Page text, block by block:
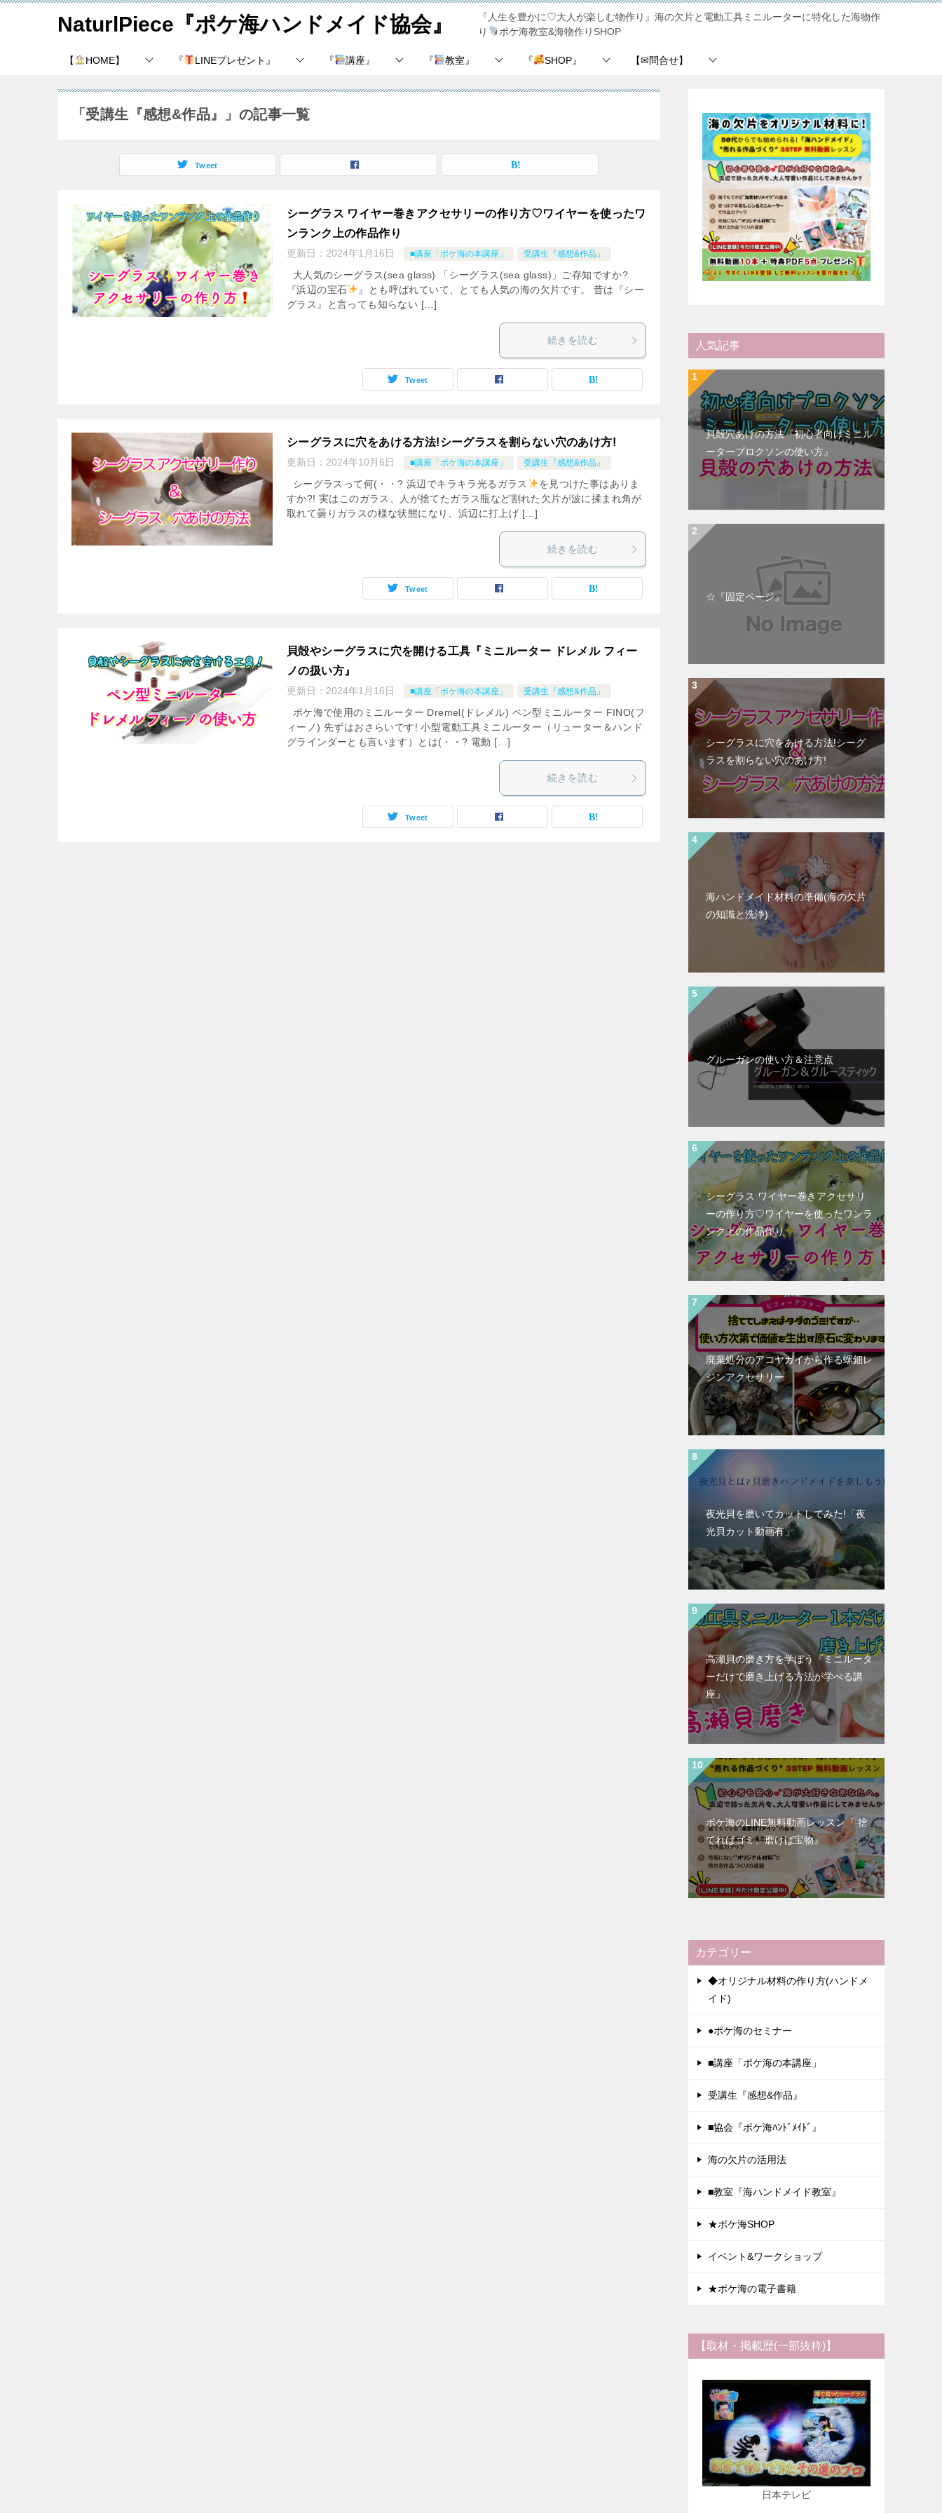
NaturlPiece『ポケ海ハンドメイド協会』
『人生を豊かに♡大人が楽しむ物作り』海の欠片と電動工具ミニルーターに特化した海物作
り
ポケ海教室&海物作りSHOP
【 HOME】 『 LINEプレゼント』 『 講座』 『 教室』 『 SHOP』 【✉問合せ】
「受講生『感想&作品』」の記事一覧
Tweet
シーグラス ワイヤー巻きアクセサリーの作り方♡ワイヤーを使ったワ
ンランク上の作品作り
更新日： 2024年1月16日 ■講座「ポケ海の本講座」 受講生『感想&作品』
大人気のシーグラス(sea glass) 「シーグラス(sea glass)」ご存知ですか?
『浜辺の宝石
』とも呼ばれていて、とても人気の海の欠片です。 昔は『シー
グラス』と言っても知らない […]
続きを読む
Tweet
シーグラスに穴をあける方法!シーグラスを割らない穴のあけ方!
更新日： 2024年10月6日 ■講座「ポケ海の本講座」 受講生『感想&作品』
シーグラスって何(・・? 浜辺でキラキラ光るガラス
を見つけた事はありま
すか?! 実はこのガラス、人が捨てたガラス瓶など割れた欠片が波に揉まれ角が
取れて曇りガラスの様な状態になり、浜辺に打上げ […]
続きを読む
Tweet
貝殻やシーグラスに穴を開ける工具『ミニルーター ドレメル フィー
ノの扱い方』
更新日： 2024年1月16日 ■講座「ポケ海の本講座」 受講生『感想&作品』
ポケ海で使用のミニルーター Dremel(ドレメル) ペン型ミニルーター FINO(フ
ィーノ) 先ずはおさらいです! 小型電動工具ミニルーター（リューター＆ハンド
グラインダーとも言います）とは(・・? 電動 […]
続きを読む
Tweet
人気記事
貝殻穴あけの方法『初心者向けミニル
ータープロクソンの使い方』
☆『固定ページ』
シーグラスに穴をあける方法!シーグ
ラスを割らない穴のあけ方!
海ハンドメイド材料の準備(海の欠片
の知識と洗浄)
グルーガンの使い方＆注意点
シーグラス ワイヤー巻きアクセサリ
ーの作り方♡ワイヤーを使ったワンラ
ンク上の作品作り
廃棄処分のアコヤガイから作る螺鈿レ
ジンアクセサリー
夜光貝を磨いてカットしてみた!「夜
光貝カット動画有」
高瀬貝の磨き方を学ぼう『ミニルータ
ーだけで磨き上げる方法が学べる講
座』
ポケ海のLINE無料動画レッスン『 捨
てればゴミ、磨けば宝物』
カテゴリー
◆オリジナル材料の作り方(ハンドメ
イド)
●ポケ海のセミナー
■講座「ポケ海の本講座」
受講生『感想&作品』
■協会『ポケ海ﾊﾝﾄﾞﾒｲﾄﾞ』
海の欠片の活用法
■教室『海ハンドメイド教室』
★ポケ海SHOP
イベント&ワークショップ
★ポケ海の電子書籍
【取材・掲載歴(一部抜粋)】
日本テレビ